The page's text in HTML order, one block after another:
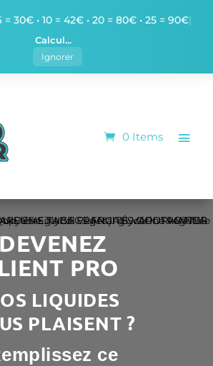
= 30€ • 10 = 42€ • 20 = 80€ • 25 = 90€|
Calcul...
Ignorer
0 Items
DEVENEZ
PRO
LIQUIDES
PLAISENT ?
ce